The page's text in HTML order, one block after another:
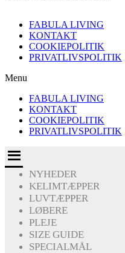
FABULA LIVING
KONTAKT
COOKIEPOLITIK
PRIVATLIVSPOLITIK
Menu
FABULA LIVING
KONTAKT
COOKIEPOLITIK
PRIVATLIVSPOLITIK
NYHEDER
KELIMTÆPPER
LUVTÆPPER
LØBERE
PLEJE
SIZE GUIDE
SPECIALMÅL